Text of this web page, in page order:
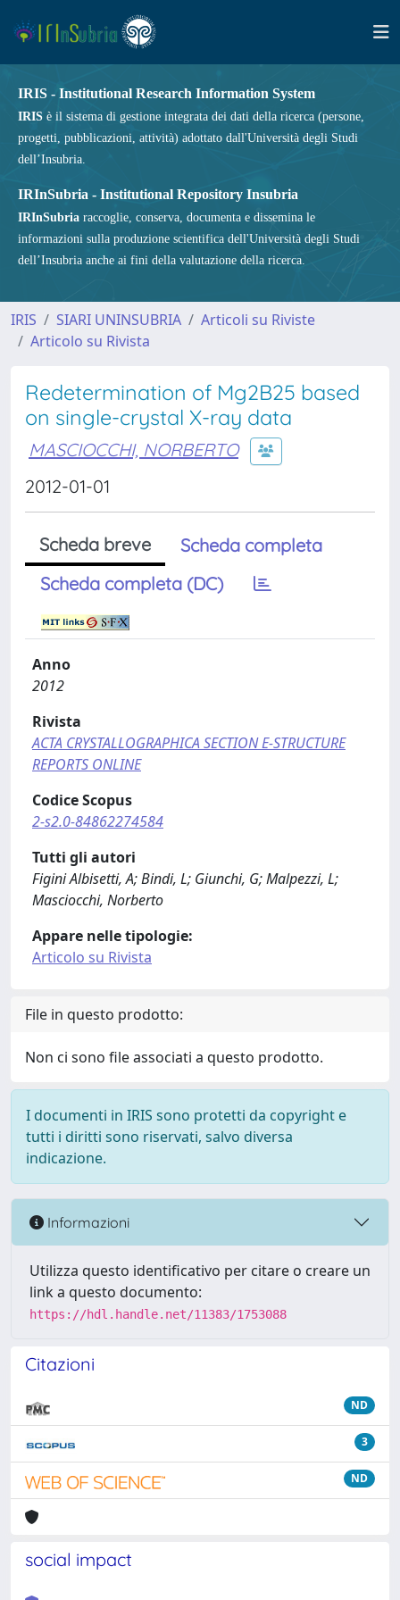
IRIS - Institutional Research Information System
IRIS è il sistema di gestione integrata dei dati della ricerca (persone,
progetti, pubblicazioni, attività) adottato dall'Università degli Studi
dell’Insubria.
IRInSubria - Institutional Repository Insubria
IRInSubria raccoglie, conserva, documenta e dissemina le
informazioni sulla produzione scientifica dell'Università degli Studi
dell’Insubria anche ai fini della valutazione della ricerca.
IRIS SIARI UNINSUBRIA
Articoli su Riviste
Articolo su Rivista
Redetermination of Mg2B25 based
on single-crystal X-ray data
MASCIOCCHI, NORBERTO
2012-01-01
Scheda breve
Scheda completa
Scheda completa (DC)
Anno
2012
Rivista
ACTA CRYSTALLOGRAPHICA SECTION E-STRUCTURE
REPORTS ONLINE
Codice Scopus
2-s2.0-84862274584
Tutti gli autori
Figini Albisetti, A; Bindi, L; Giunchi, G; Malpezzi, L;
Masciocchi, Norberto
Appare nelle tipologie:
Articolo su Rivista
File in questo prodotto:
Non ci sono file associati a questo prodotto.
I documenti in IRIS sono protetti da copyright e
tutti i diritti sono riservati, salvo diversa
indicazione.
Informazioni
Utilizza questo identificativo per citare o creare un
link a questo documento:
https://hdl.handle.net/11383/1753088
Citazioni
ND
3
ND
social impact